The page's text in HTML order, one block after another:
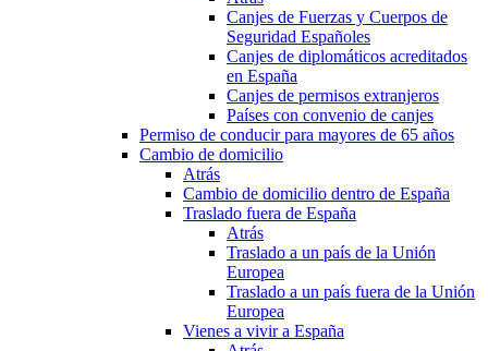
Canjes de Fuerzas y Cuerpos de
Seguridad Españoles
Canjes de diplomáticos acreditados
en España
Canjes de permisos extranjeros
Países con convenio de canjes
Permiso de conducir para mayores de 65 años
Cambio de domicilio
Atrás
Cambio de domicilio dentro de España
Traslado fuera de España
Atrás
Traslado a un país de la Unión
Europea
Traslado a un país fuera de la Unión
Europea
Vienes a vivir a España